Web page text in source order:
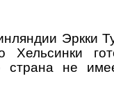
Эркки
Хельсинки
страна не